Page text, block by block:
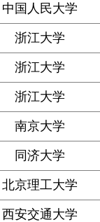
中国人民大学
浙江大学
浙江大学
浙江大学
南京大学
同济大学
北京理工大学
西安交通大学